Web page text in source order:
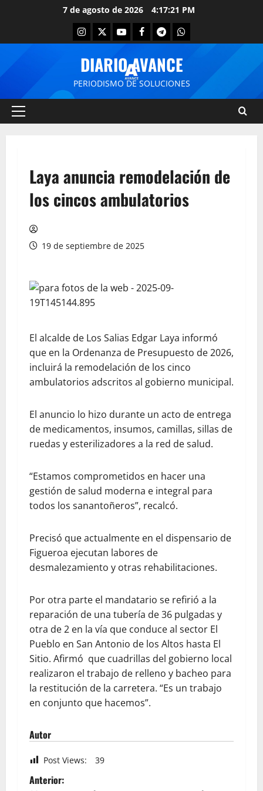
7 de agosto de 2026 4:17:21 PM
DIARIO AVANCE
PERIODISMO DE SOLUCIONES
Laya anuncia remodelación de
los cincos ambulatorios
19 de septiembre de 2025
El alcalde de Los Salias Edgar Laya informó
que en la Ordenanza de Presupuesto de 2026,
incluirá la remodelación de los cinco
ambulatorios adscritos al gobierno municipal.
El anuncio lo hizo durante un acto de entrega
de medicamentos, insumos, camillas, sillas de
ruedas y esterilizadores a la red de salud.
“Estamos comprometidos en hacer una
gestión de salud moderna e integral para
todos los sanantoñeros”, recalcó.
Precisó que actualmente en el dispensario de
Figueroa ejecutan labores de
desmalezamiento y otras rehabilitaciones.
Por otra parte el mandatario se refirió a la
reparación de una tubería de 36 pulgadas y
otra de 2 en la vía que conduce al sector El
Pueblo en San Antonio de los Altos hasta El
Sitio. Afirmó que cuadrillas del gobierno local
realizaron el trabajo de relleno y bacheo para
la restitución de la carretera. “Es un trabajo
en conjunto que hacemos”.
Autor
Post Views: 39
Anterior: